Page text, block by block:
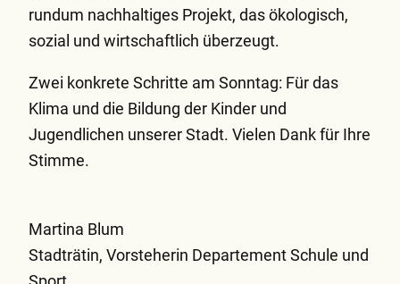
rundum nachhaltiges Projekt, das ökologisch,
sozial und wirtschaftlich überzeugt.
Zwei konkrete Schritte am Sonntag: Für das
Klima und die Bildung der Kinder und
Jugendlichen unserer Stadt. Vielen Dank für Ihre
Stimme.
Martina Blum
Stadträtin, Vorsteherin Departement Schule und